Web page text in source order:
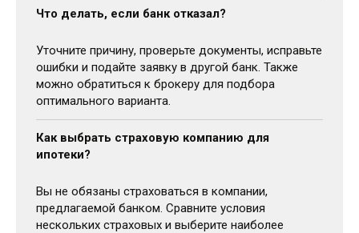
Что делать, если банк отказал?
Уточните причину, проверьте документы, исправьте
ошибки и подайте заявку в другой банк. Также
можно обратиться к брокеру для подбора
оптимального варианта.
Как выбрать страховую компанию для
ипотеки?
Вы не обязаны страховаться в компании,
предлагаемой банком. Сравните условия
нескольких страховых и выберите наиболее